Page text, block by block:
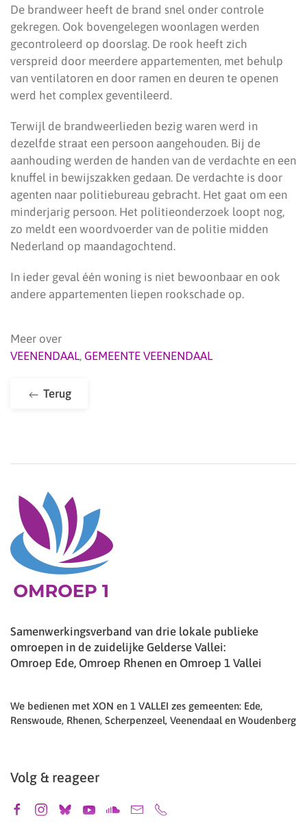
De brandweer heeft de brand snel onder controle
gekregen. Ook bovengelegen woonlagen werden
gecontroleerd op doorslag. De rook heeft zich
verspreid door meerdere appartementen, met behulp
van ventilatoren en door ramen en deuren te openen
werd het complex geventileerd.
Terwijl de brandweerlieden bezig waren werd in
dezelfde straat een persoon aangehouden. Bij de
aanhouding werden de handen van de verdachte en een
knuffel in bewijszakken gedaan. De verdachte is door
agenten naar politiebureau gebracht. Het gaat om een
minderjarig persoon. Het politieonderzoek loopt nog,
zo meldt een woordvoerder van de politie midden
Nederland op maandagochtend.
In ieder geval één woning is niet bewoonbaar en ook
andere appartementen liepen rookschade op.
Meer over
VEENENDAAL, GEMEENTE VEENENDAAL
Terug
Samenwerkingsverband van drie lokale publieke
omroepen in de zuidelijke Gelderse Vallei:
Omroep Ede, Omroep Rhenen en Omroep 1 Vallei
We bedienen met XON en 1 VALLEI zes gemeenten: Ede,
Renswoude, Rhenen, Scherpenzeel, Veenendaal en Woudenberg
Volg & reageer